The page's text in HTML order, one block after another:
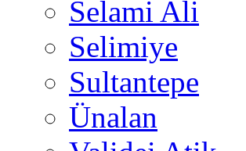
Selami Ali
Selimiye
Sultantepe
Ünalan